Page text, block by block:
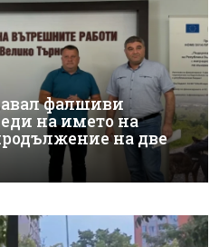
фалшиви
на името на
на две